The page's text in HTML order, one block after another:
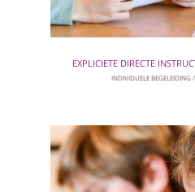
EXPLICIETE DIRECTE
INDIVIDUELE BEGELEIDING